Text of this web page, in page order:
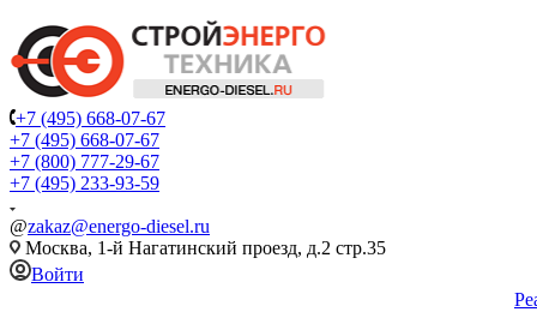
+7 (495) 668-07-67
+7 (495) 668-07-67
+7 (800) 777-29-67
+7 (495) 233-93-59
@zakaz@energo-diesel.ru
Москва, 1-й Нагатинский проезд, д.2 стр.35
Войти